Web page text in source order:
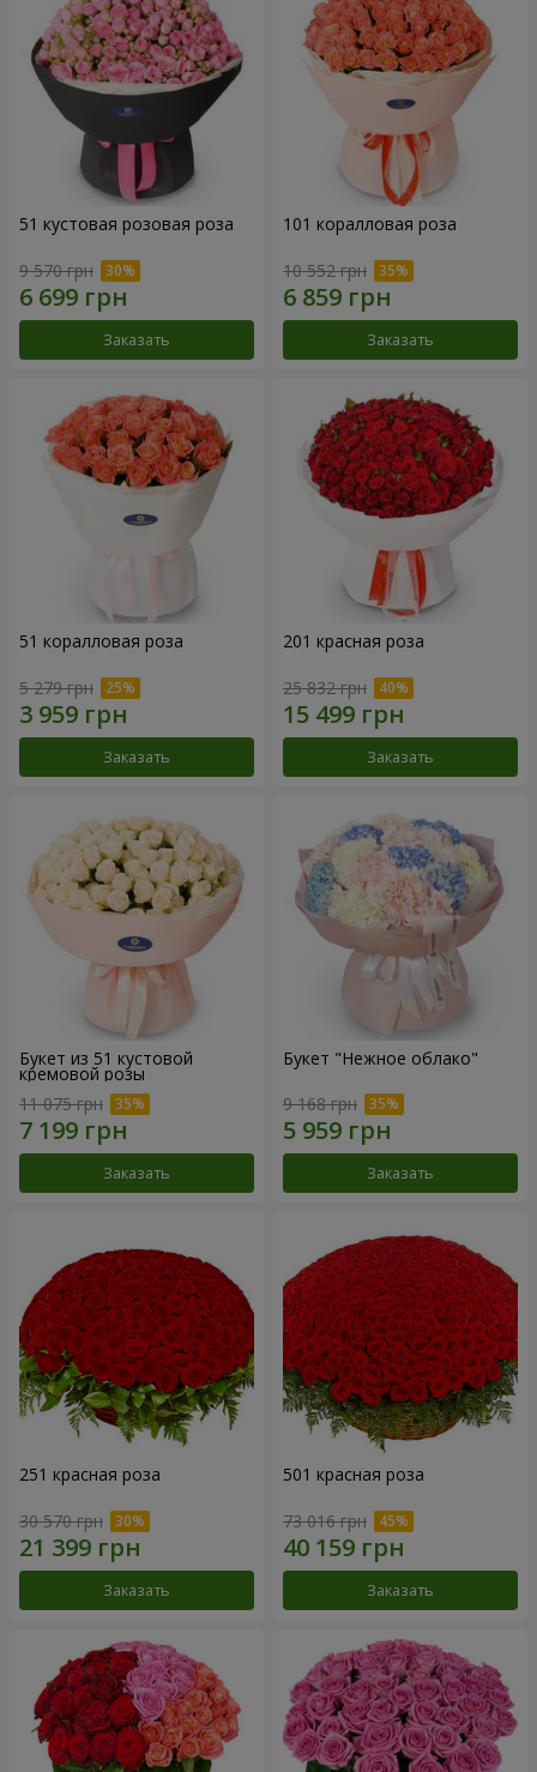
51 кустовая розовая роза
9 570 грн
Заказать
101 коралловая роза
10 552 грн
Заказать
51 коралловая роза
5 279 грн
Заказать
201 красная роза
25 832 грн
Заказать
Букет из 51 кустовой
кремовой розы
11 075 грн
Заказать
Букет "Нежное облако"
9 168 грн
Заказать
251 красная роза
30 570 грн
Заказать
501 красная роза
73 016 грн
Заказать